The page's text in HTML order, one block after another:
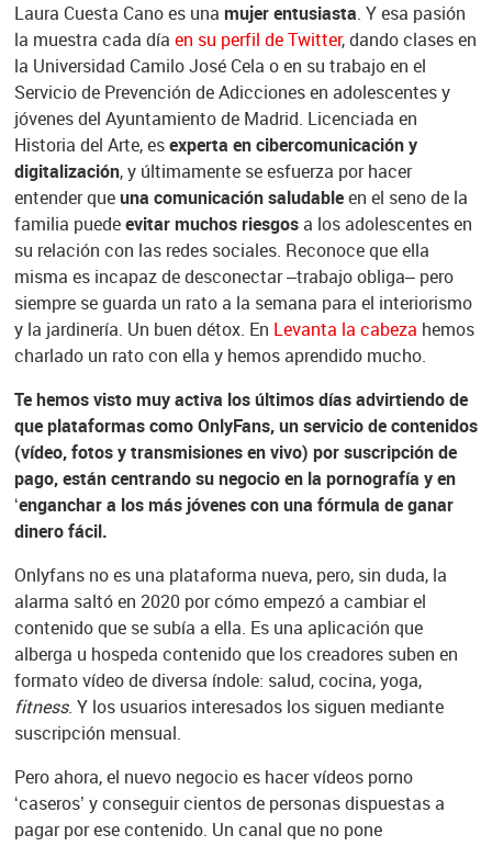
Laura Cuesta Cano es una mujer entusiasta. Y esa pasión
la muestra cada día en su perfil de Twitter, dando clases en
la Universidad Camilo José Cela o en su trabajo en el
Servicio de Prevención de Adicciones en adolescentes y
jóvenes del Ayuntamiento de Madrid. Licenciada en
Historia del Arte, esexperta en cibercomunicación y
digitalización, y últimamente se esfuerza por hacer
entender queuna comunicación saludableen el seno de la
familia puedeevitar muchos riesgosa los adolescentes en
su relación con las redes sociales. Reconoce que ella
misma es incapaz de desconectar –trabajo obliga– pero
siempre se guarda un rato a la semana para el interiorismo
y la jardinería. Un buen détox. En Levanta la cabeza hemos
charlado un rato con ella y hemos aprendido mucho.
Te hemos visto muy activa los últimos días advirtiendo de
que plataformas como OnlyFans, un servicio de contenidos
(vídeo, fotos y transmisiones en vivo) por suscripción de
pago, están centrando su negocio en la pornografía y en
‘enganchar a los más jóvenes con una fórmula de ganar
dinero fácil.
Onlyfans no es una plataforma nueva, pero, sin duda, la
alarma saltó en 2020 por cómo empezó a cambiar el
contenido que se subía a ella. Es una aplicación que
alberga u hospeda contenido que los creadores suben en
formato vídeo de diversa índole: salud, cocina, yoga,
fitness. Y los usuarios interesados los siguen mediante
suscripción mensual.
Pero ahora, el nuevo negocio es hacer vídeos porno
‘caseros’ y conseguir cientos de personas dispuestas a
pagar por ese contenido. Un canal que no pone